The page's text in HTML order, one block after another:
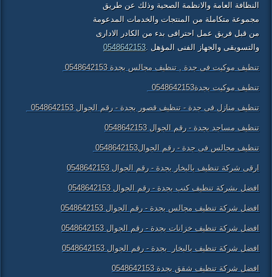
النظافة العامة والانظمة الصحية وذلك عن طريق
مجموعة متكاملة من المنتجات والخدمات المدعومة
من قبل فريق عمل احترافى بدء من الكادر الادارى
والتسويقى والجهاز الفنى المؤهل .0548642153
تنظيف موكيت فى جدة , تنظيف مجالس بجدة 0548642153
تنظيف موكيت بجدة0548642153
تنظيف منازل فى جدة - تنظيف قصور بجدة - رقم الجوال 0548642153
تنظيف مساجد بجدة - رقم الجوال 0548642153
تنظيف مجالس فى جدة - رقم الجوال0548642153
ارقى شركة تنظيف بالبخار بجدة - رقم الجوال 0548642153
افضل ىشركة تنظيف كنب بجدة - رقم الجوال 0548642153
افضل شركة تنظيف مجالس بجدة - رقم الجوال 0548642153
افضل شركة تنظيف خزانات بجدة - رقم الجوال 0548642153
افضل شركة تنظيف بالبخار بجدة - رقم الجوال 0548642153
افضل شركة تنظيف شقق بجدة 0548642153